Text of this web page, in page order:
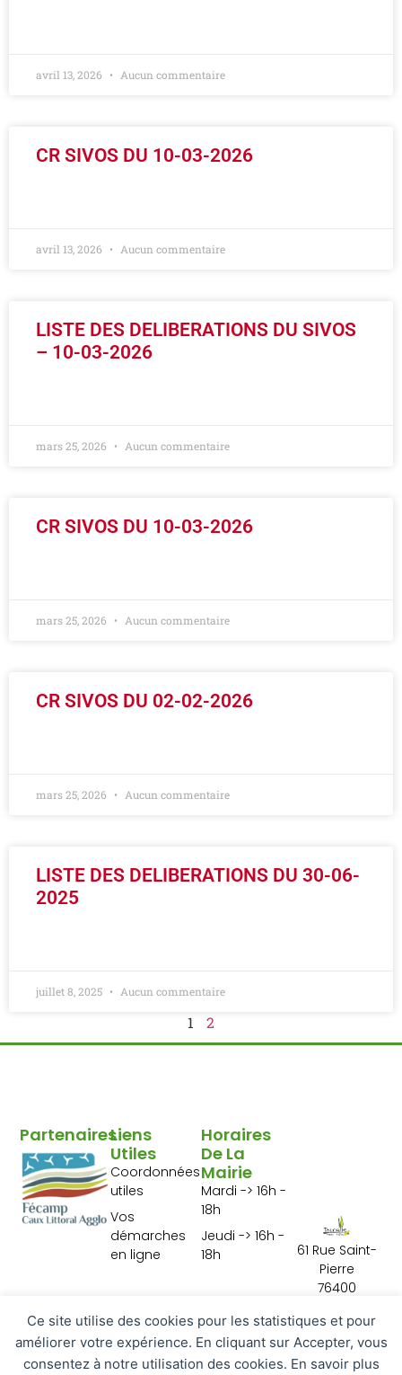
Ce site utilise des cookies pour les statistiques et pour
améliorer votre expérience. En cliquant sur Accepter, vous
consentez à notre utilisation des cookies. En savoir plus
avril 13, 2026 Aucun commentaire
CR SIVOS DU 10-03-2026
avril 13, 2026 Aucun commentaire
LISTE DES DELIBERATIONS DU SIVOS
– 10-03-2026
mars 25, 2026 Aucun commentaire
CR SIVOS DU 10-03-2026
mars 25, 2026 Aucun commentaire
CR SIVOS DU 02-02-2026
mars 25, 2026 Aucun commentaire
LISTE DES DELIBERATIONS DU 30-06-
2025
juillet 8, 2025 Aucun commentaire
1 2
61 Rue Saint-
Pierre
76400
02 35 29 10 01
Contactez-
nous
Horaires
De La
Mairie
Mardi -> 16h -
18h
Jeudi -> 16h -
18h
Liens
Utiles
Coordonnées
utiles
Vos
démarches
en ligne
Partenaires